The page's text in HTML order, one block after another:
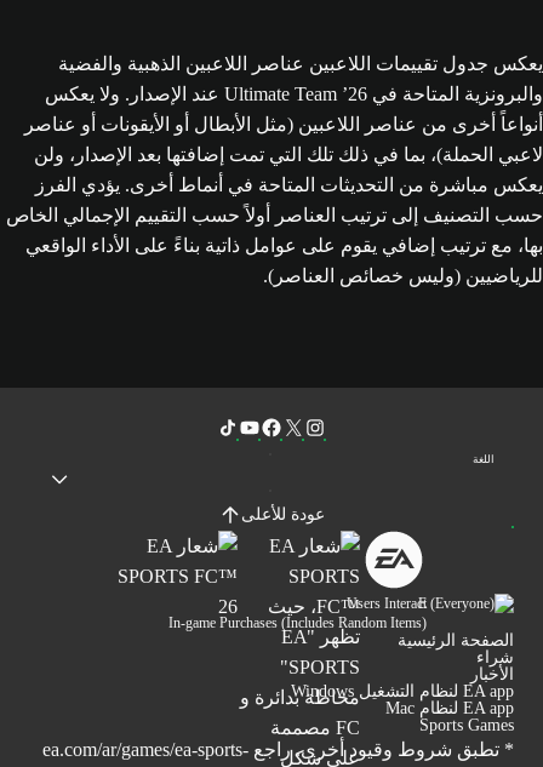
يعكس جدول تقييمات اللاعبين عناصر اللاعبين الذهبية والفضية
والبرونزية المتاحة في Ultimate Team ’26 عند الإصدار. ولا يعكس
أنواعاً أخرى من عناصر اللاعبين (مثل الأبطال أو الأيقونات أو عناصر
لاعبي الحملة)، بما في ذلك تلك التي تمت إضافتها بعد الإصدار، ولن
يعكس مباشرة من التحديثات المتاحة في أنماط أخرى. يؤدي الفرز
حسب التصنيف إلى ترتيب العناصر أولاً حسب التقييم الإجمالي الخاص
بها، مع ترتيب إضافي يقوم على عوامل ذاتية بناءً على الأداء الواقعي
للرياضيين (وليس خصائص العناصر).
اللغة
عودة للأعلى
Users Interact
In-game Purchases (Includes Random Items)
الصفحة الرئيسية
شراء
الأخبار
EA app لنظام التشغيل Windows
EA app لنظام Mac
Sports Games
* تطبق شروط وقيود أخرى. راجع ea.com/ar/games/ea-sports-